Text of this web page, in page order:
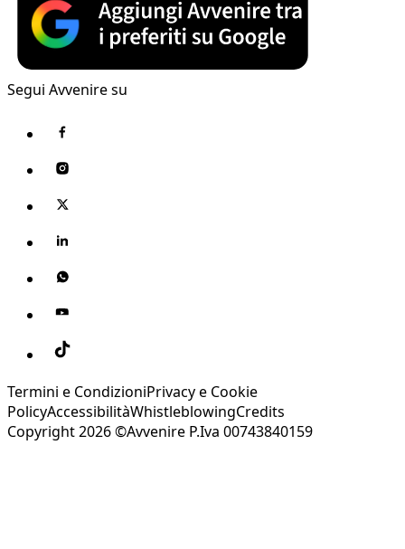
Segui Avvenire su
Termini e CondizioniPrivacy e Cookie
PolicyAccessibilitàWhistleblowingCredits
Copyright 2026 ©Avvenire P.Iva 00743840159